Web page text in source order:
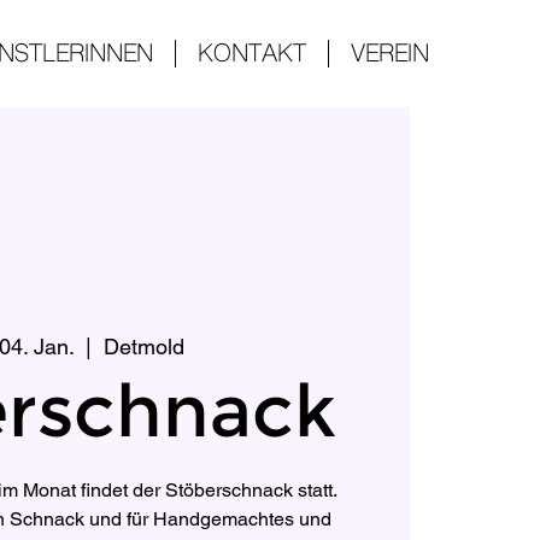
KONTAKT VEREIN
Jan.
  |
Detmold
Monat findet der Stöberschnack statt.
Schnack und für Handgemachtes und